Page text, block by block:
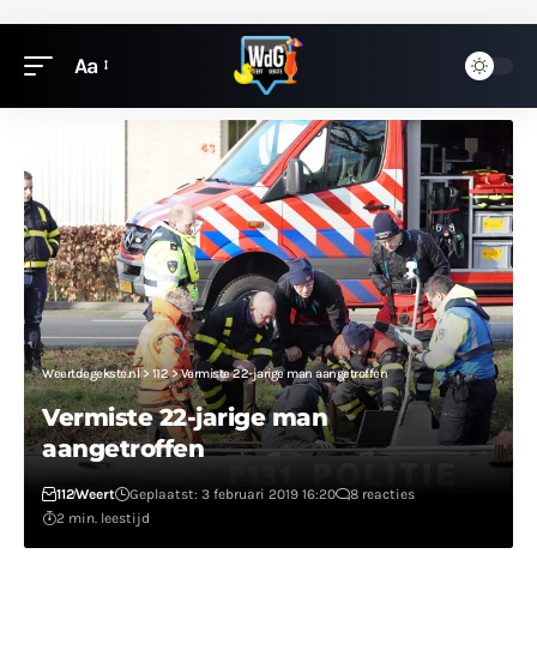
Aa
Weertdegekste.nl> 112>Vermiste 22-jarige man aangetroffen
Vermiste 22-jarige man
aangetroffen
112Weert Geplaatst: 3 februari 2019 16:20
8 reacties
2 min. leestijd